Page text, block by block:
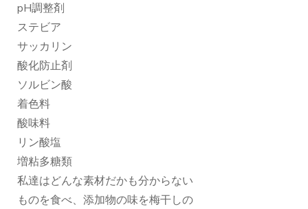
pH調整剤
ステビア
サッカリン
酸化防止剤
ソルビン酸
着色料
酸味料
リン酸塩
増粘多糖類
私達はどんな素材だかも分からない
ものを食べ、添加物の味を梅干しの